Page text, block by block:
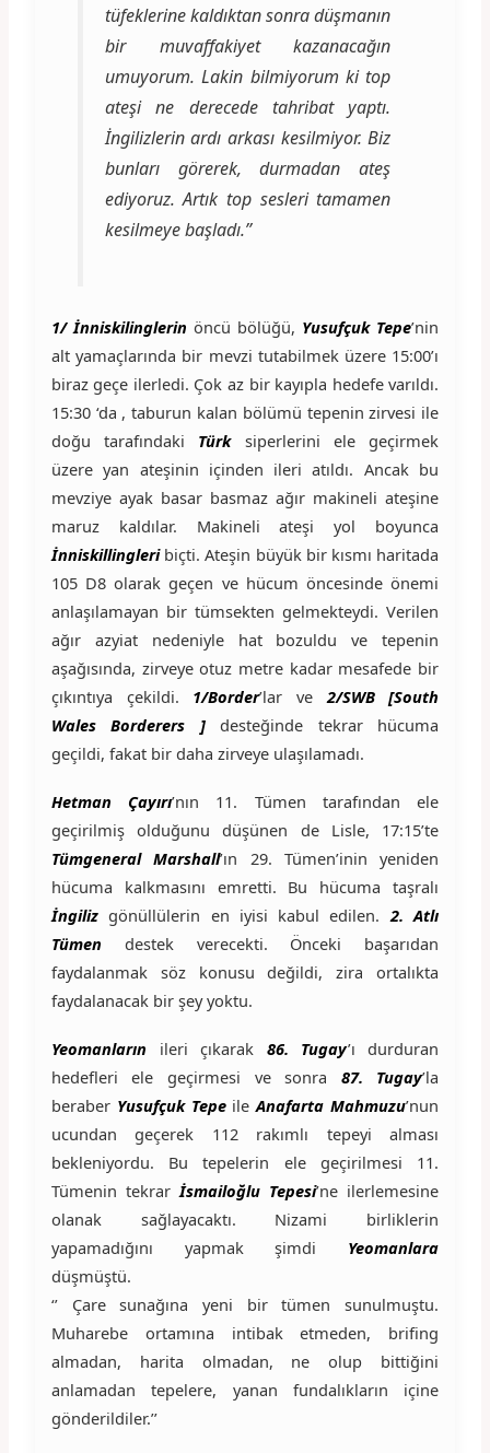
tüfeklerine kaldıktan sonra düşmanın
bir muvaffakiyet kazanacağın
umuyorum. Lakin bilmiyorum ki top
ateşi ne derecede tahribat yaptı.
İngilizlerin ardı arkası kesilmiyor. Biz
bunları görerek, durmadan ateş
ediyoruz. Artık top sesleri tamamen
kesilmeye başladı.’’
1/ İnniskilinglerin öncü bölüğü, Yusufçuk Tepe’nin
alt yamaçlarında bir mevzi tutabilmek üzere 15:00’ı
biraz geçe ilerledi. Çok az bir kayıpla hedefe varıldı.
15:30 ‘da , taburun kalan bölümü tepenin zirvesi ile
doğu tarafındaki Türk
siperlerini ele geçirmek
üzere yan ateşinin içinden ileri atıldı. Ancak bu
mevziye ayak basar basmaz ağır makineli ateşine
maruz kaldılar. Makineli ateşi yol boyunca
İnniskillingleri biçti. Ateşin büyük bir kısmı haritada
105 D8 olarak geçen ve hücum öncesinde önemi
anlaşılamayan bir tümsekten gelmekteydi. Verilen
ağır azyiat nedeniyle hat bozuldu ve tepenin
aşağısında, zirveye otuz metre kadar mesafede bir
çıkıntıya çekildi. 1/Border’lar ve 2/SWB [South
Wales Borderers ]
desteğinde tekrar hücuma
geçildi, fakat bir daha zirveye ulaşılamadı.
Hetman Çayırı’nın 11. Tümen tarafından ele
geçirilmiş olduğunu düşünen de Lisle, 17:15’te
Tümgeneral Marshall’ın 29. Tümen’inin yeniden
hücuma kalkmasını emretti. Bu hücuma taşralı
İngiliz gönüllülerin en iyisi kabul edilen. 2. Atlı
Tümen destek verecekti. Önceki başarıdan
faydalanmak söz konusu değildi, zira ortalıkta
faydalanacak bir şey yoktu.
Yeomanların ileri çıkarak 86. Tugay’ı durduran
hedefleri ele geçirmesi ve sonra 87. Tugay’la
beraber Yusufçuk TepeileAnafarta Mahmuzu’nun
ucundan geçerek 112 rakımlı tepeyi alması
bekleniyordu. Bu tepelerin ele geçirilmesi 11.
Tümenin tekrar İsmailoğlu Tepesi’ne ilerlemesine
olanak sağlayacaktı. Nizami birliklerin
yapamadığını yapmak şimdi Yeomanlara
düşmüştü.
‘’ Çare sunağına yeni bir tümen sunulmuştu.
Muharebe ortamına intibak etmeden, brifing
almadan, harita olmadan, ne olup bittiğini
anlamadan tepelere, yanan fundalıkların içine
gönderildiler.’’